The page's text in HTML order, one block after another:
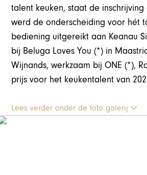
talent keuken, staat de inschrijving
werd de onderscheiding voor hét
bediening uitgereikt aan Keanau
bij Beluga Loves You (*) in
Wijnands, werkzaam bij ONE (*),
prijs voor het keukentalent van
Lees verder onder de foto galerij